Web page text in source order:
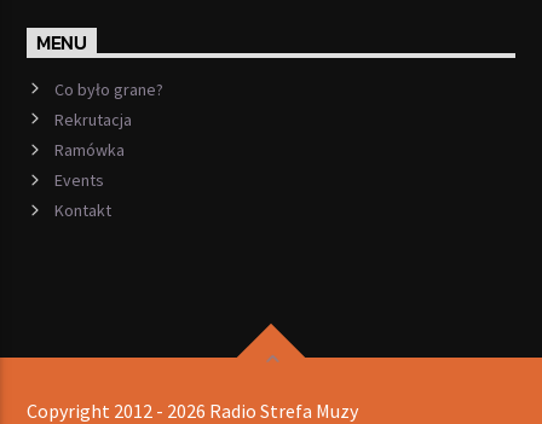
MENU
Co było grane?
Rekrutacja
Ramówka
Events
Kontakt
Copyright 2012 - 2026 Radio Strefa Muzy